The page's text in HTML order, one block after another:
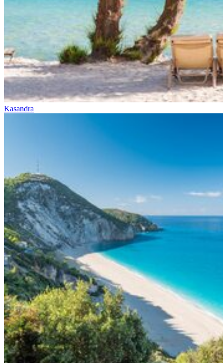
Kasandra